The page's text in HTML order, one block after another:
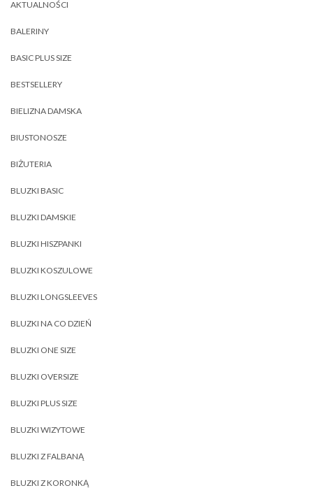
AKTUALNOŚCI
BALERINY
BASIC PLUS SIZE
BESTSELLERY
BIELIZNA DAMSKA
BIUSTONOSZE
BIŻUTERIA
BLUZKI BASIC
BLUZKI DAMSKIE
BLUZKI HISZPANKI
BLUZKI KOSZULOWE
BLUZKI LONGSLEEVES
BLUZKI NA CO DZIEŃ
BLUZKI ONE SIZE
BLUZKI OVERSIZE
BLUZKI PLUS SIZE
BLUZKI WIZYTOWE
BLUZKI Z FALBANĄ
BLUZKI Z KORONKĄ